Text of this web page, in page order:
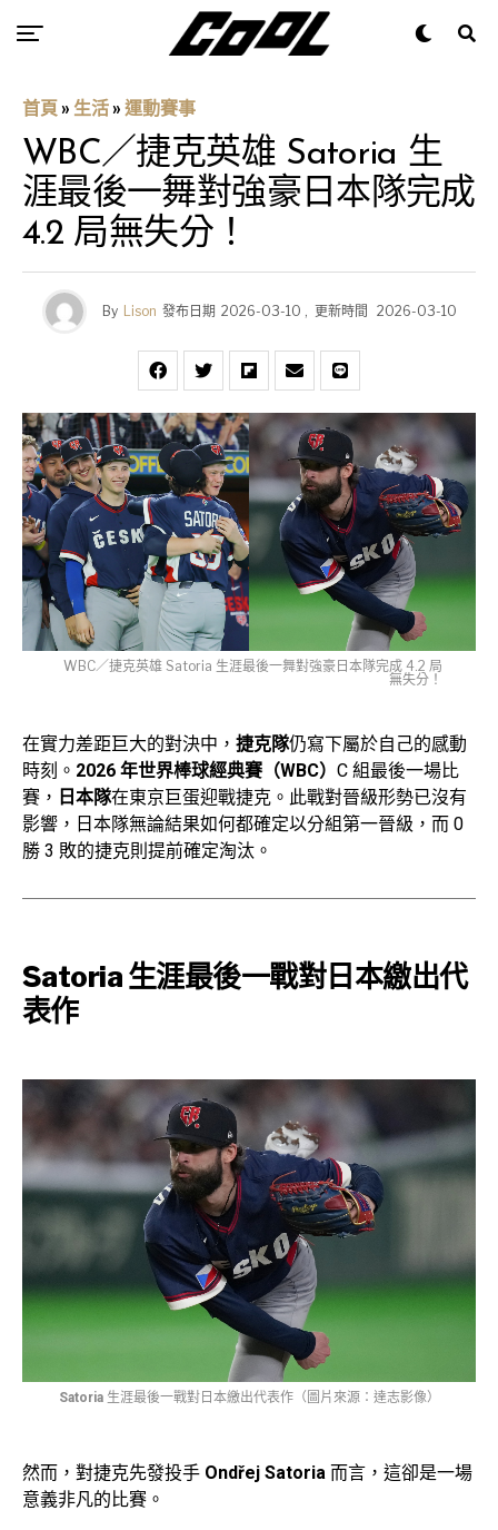
首頁 » 生活 » 運動賽事
WBC／捷克英雄 Satoria 生
涯最後一舞對強豪日本隊完成
4.2 局無失分！
By Lison 發布日期 2026-03-10 , 更新時間 2026-03-10
WBC／捷克英雄 Satoria 生涯最後一舞對強豪日本隊完成 4.2 局
無失分！
在實力差距巨大的對決中， 捷克隊仍寫下屬於自己的感動
時刻。 2026 年世界棒球經典賽（WBC） C 組最後一場比
賽， 日本隊在東京巨蛋迎戰捷克。此戰對晉級形勢已沒有
影響，日本隊無論結果如何都確定以分組第一晉級，而 0
勝 3 敗的捷克則提前確定淘汰。
Satoria 生涯最後一戰對日本繳出代
表作
Satoria生涯最後一戰對日本繳出代表作（圖片來源：達志影像）
然而，對捷克先發投手 Ondřej Satoria 而言，這卻是一場
意義非凡的比賽。